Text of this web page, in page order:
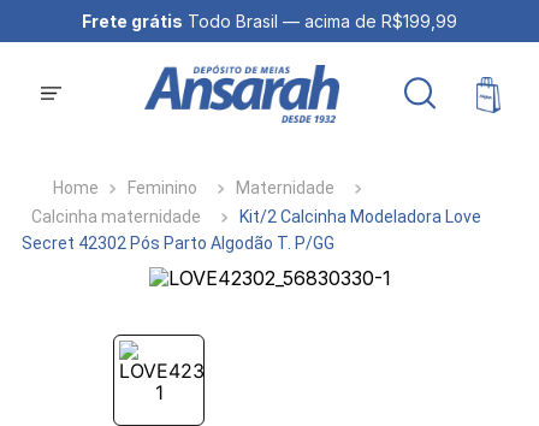
Frete grátis Todo Brasil — acima de R$199,99
Feminino
Maternidade
Calcinha maternidade
Kit/2 Calcinha Modeladora Love
Secret 42302 Pós Parto Algodão T. P/GG